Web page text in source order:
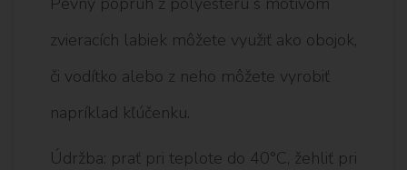
zvieracích labiek môžete využiť ako obojok,
či vodítko alebo z neho môžete vyrobiť
napríklad kľúčenku.
Údržba: prať pri teplote do 40°C, žehliť pri